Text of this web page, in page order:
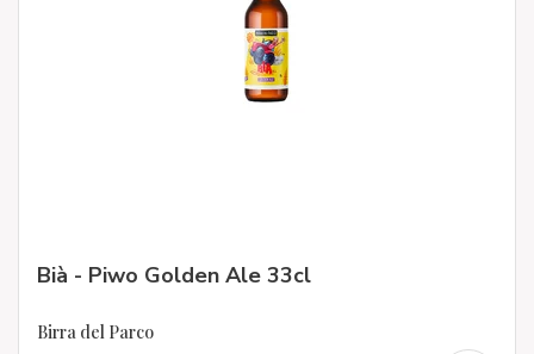
Bià - Piwo Golden Ale 33cl
Birra del Parco